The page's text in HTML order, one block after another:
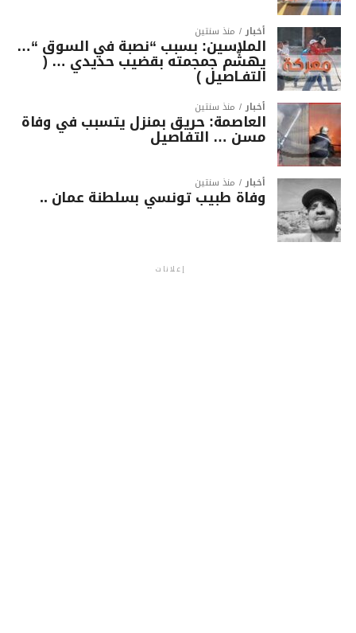
أخبار منذ سنتين
الملاسين: بسبب “نصبة في السوق “…
يهشّم جمجمته بقضيب حديدي … (
التفـاصيل )
أخبار منذ سنتين
العاصمة: حريق بمنزل يتسبب في وفاة
مسن … التفاصيل
أخبار منذ سنتين
وفاة طبيب تونسي بسلطنة عمان ..
إعلانات